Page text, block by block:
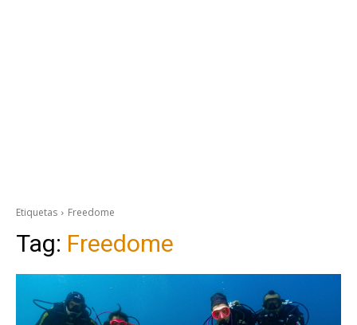
Etiquetas Freedome
Tag: Freedome